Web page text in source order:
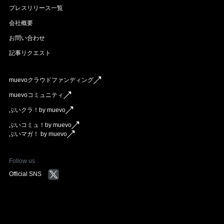
プレスリリース一覧
会社概要
お問い合わせ
記事リクエスト
muevoクラウドファンディング
muevoコミュニティ
ぶいクラ！by muevo
ぶいコミュ！by muevo
ぶいマガ！ by muevo
Follow us
Official SNS